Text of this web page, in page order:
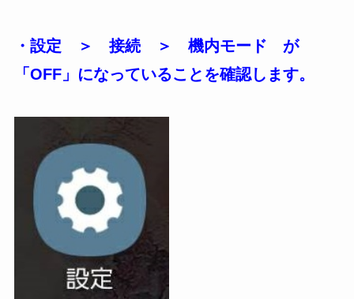
・設定 ＞ 接続 ＞ 機内モード が
「OFF」になっていることを確認します。